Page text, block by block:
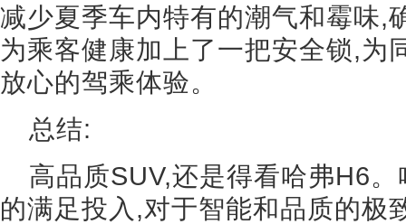
减少夏季车内特有的潮气和霉味,
为乘客健康加上了一把安全锁,为
放心的驾乘体验。
总结:
高品质SUV,还是得看哈弗H6
的满足投入,对于智能和品质的极